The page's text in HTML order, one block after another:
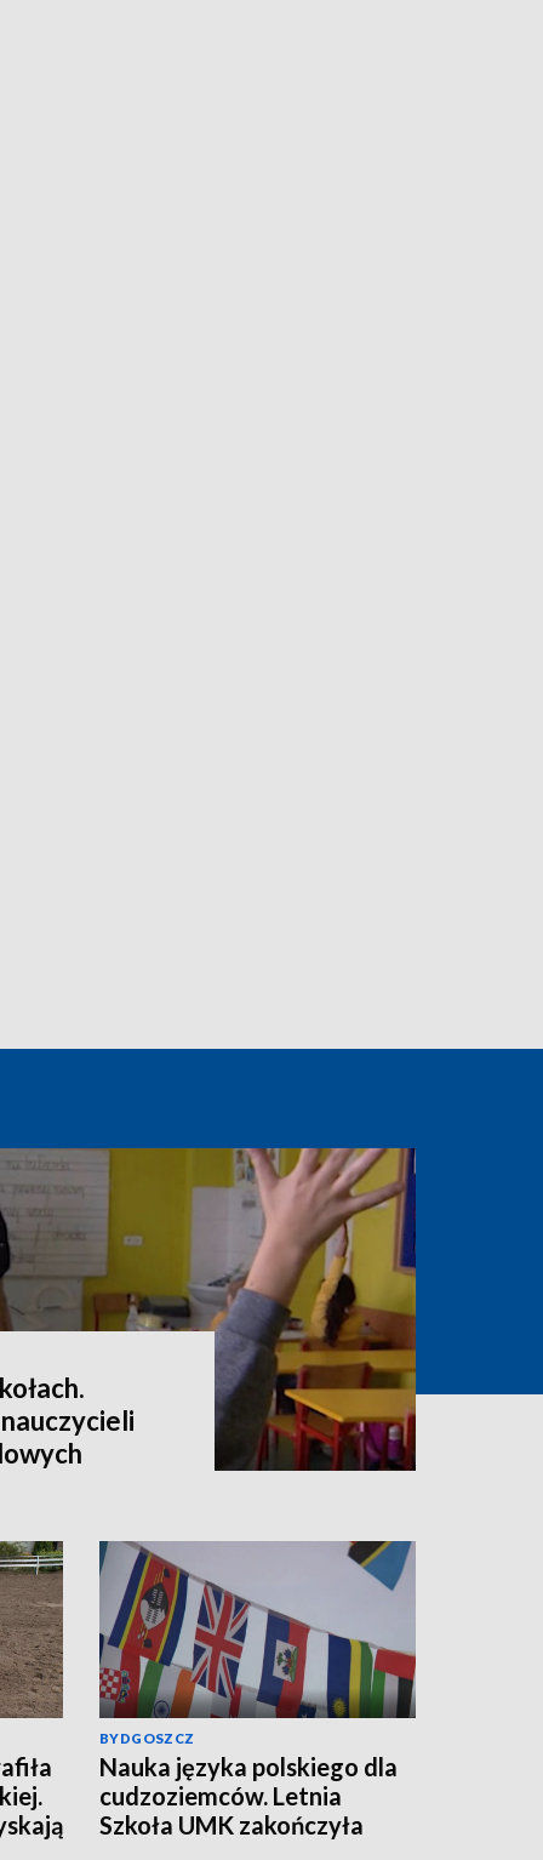
BYDGOSZCZ
Nauka języka polskiego dla
cudzoziemców. Letnia
Szkoła UMK zakończyła